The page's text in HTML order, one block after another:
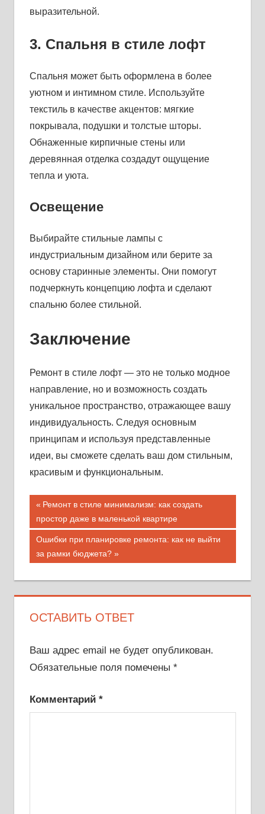
выразительной.
3. Спальня в стиле лофт
Спальня может быть оформлена в более
уютном и интимном стиле. Используйте
текстиль в качестве акцентов: мягкие
покрывала, подушки и толстые шторы.
Обнаженные кирпичные стены или
деревянная отделка создадут ощущение
тепла и уюта.
Освещение
Выбирайте стильные лампы с
индустриальным дизайном или берите за
основу старинные элементы. Они помогут
подчеркнуть концепцию лофта и сделают
спальню более стильной.
Заключение
Ремонт в стиле лофт — это не только модное
направление, но и возможность создать
уникальное пространство, отражающее вашу
индивидуальность. Следуя основным
принципам и используя представленные
идеи, вы сможете сделать ваш дом стильным,
красивым и функциональным.
Навигация
по
записям
Предыдущая
запись;
Ремонт в стиле минимализм: как создать
простор даже в маленькой квартире
Следующая
запись:
Ошибки при планировке ремонта: как не выйти
за рамки бюджета?
ОСТАВИТЬ ОТВЕТ
Ваш адрес email не будет опубликован.
Обязательные поля помечены *
Комментарий *